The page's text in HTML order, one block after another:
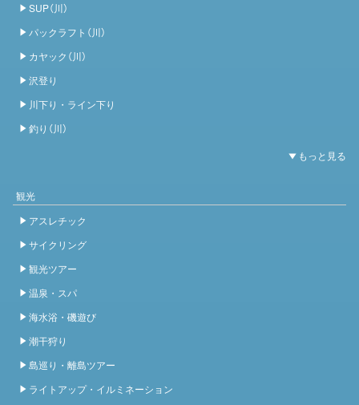
SUP（川）
パックラフト（川）
カヤック（川）
沢登り
川下り・ライン下り
釣り（川）
観光
アスレチック
サイクリング
観光ツアー
温泉・スパ
海水浴・磯遊び
潮干狩り
島巡り・離島ツアー
ライトアップ・イルミネーション